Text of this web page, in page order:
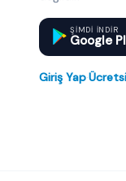
ŞIMDI INDIR
Google
Giriş Yap·